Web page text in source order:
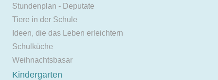
Stundenplan - Deputate
Tiere in der Schule
Ideen, die das Leben erleichtern
Schulküche
Weihnachtsbasar
Kindergarten